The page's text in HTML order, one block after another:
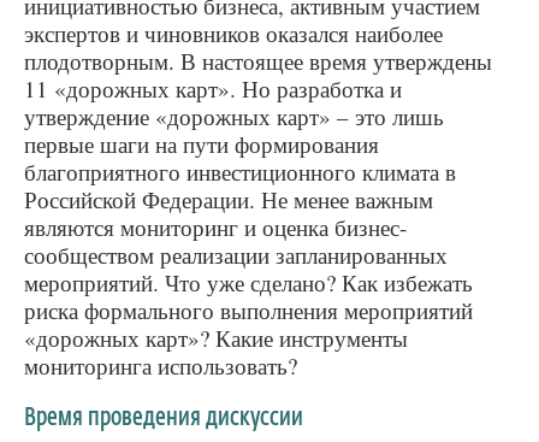
экспертов и чиновников оказался наиболее
плодотворным. В настоящее время утверждены
11 «дорожных карт». Но разработка и
утверждение «дорожных карт» – это лишь
первые шаги на пути формирования
благоприятного инвестиционного климата в
Российской Федерации. Не менее важным
являются мониторинг и оценка бизнес-
сообществом реализации запланированных
мероприятий. Что уже сделано? Как избежать
риска формального выполнения мероприятий
«дорожных карт»? Какие инструменты
мониторинга использовать?
Время проведения дискуссии